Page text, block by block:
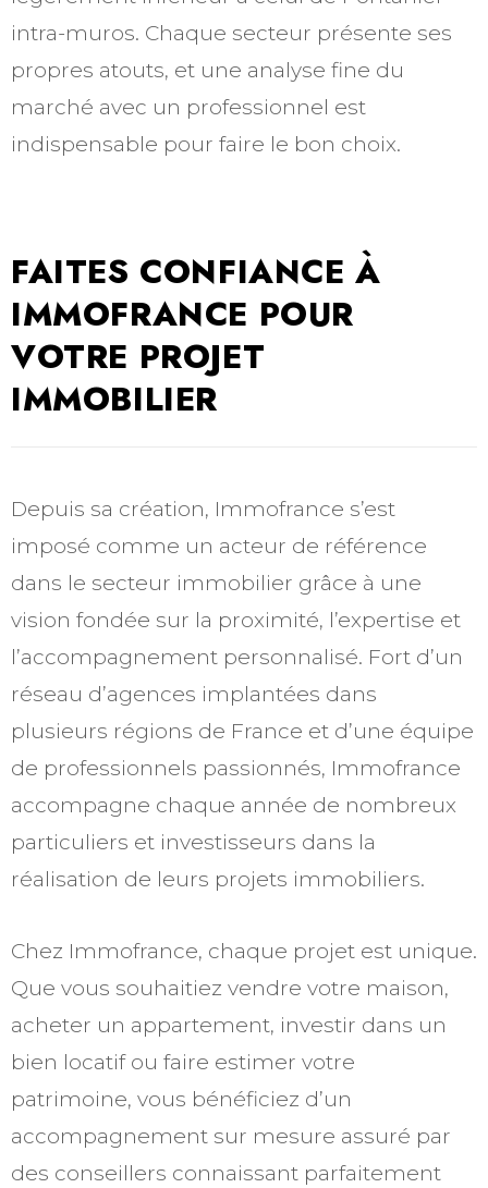
intra-muros. Chaque secteur présente ses
propres atouts, et une analyse fine du
marché avec un professionnel est
indispensable pour faire le bon choix.
FAITES CONFIANCE À
IMMOFRANCE POUR
VOTRE PROJET
IMMOBILIER
Depuis sa création, Immofrance s’est
imposé comme un acteur de référence
dans le secteur immobilier grâce à une
vision fondée sur la proximité, l’expertise et
l’accompagnement personnalisé. Fort d’un
réseau d’agences implantées dans
plusieurs régions de France et d’une équipe
de professionnels passionnés, Immofrance
accompagne chaque année de nombreux
particuliers et investisseurs dans la
réalisation de leurs projets immobiliers.
Chez Immofrance, chaque projet est unique.
Que vous souhaitiez vendre votre maison,
acheter un appartement, investir dans un
bien locatif ou faire estimer votre
patrimoine, vous bénéficiez d’un
accompagnement sur mesure assuré par
des conseillers connaissant parfaitement